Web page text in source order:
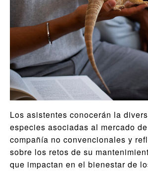
Los asistentes conocerán la
especies asociadas al mercado
compañía no convencionales y
sobre los retos de su
que impactan en el bienestar de